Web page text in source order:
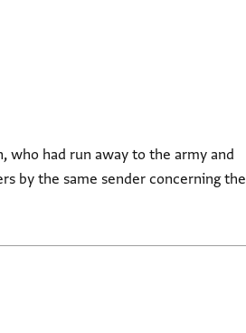
who had run away to the army and
by the same sender concerning the